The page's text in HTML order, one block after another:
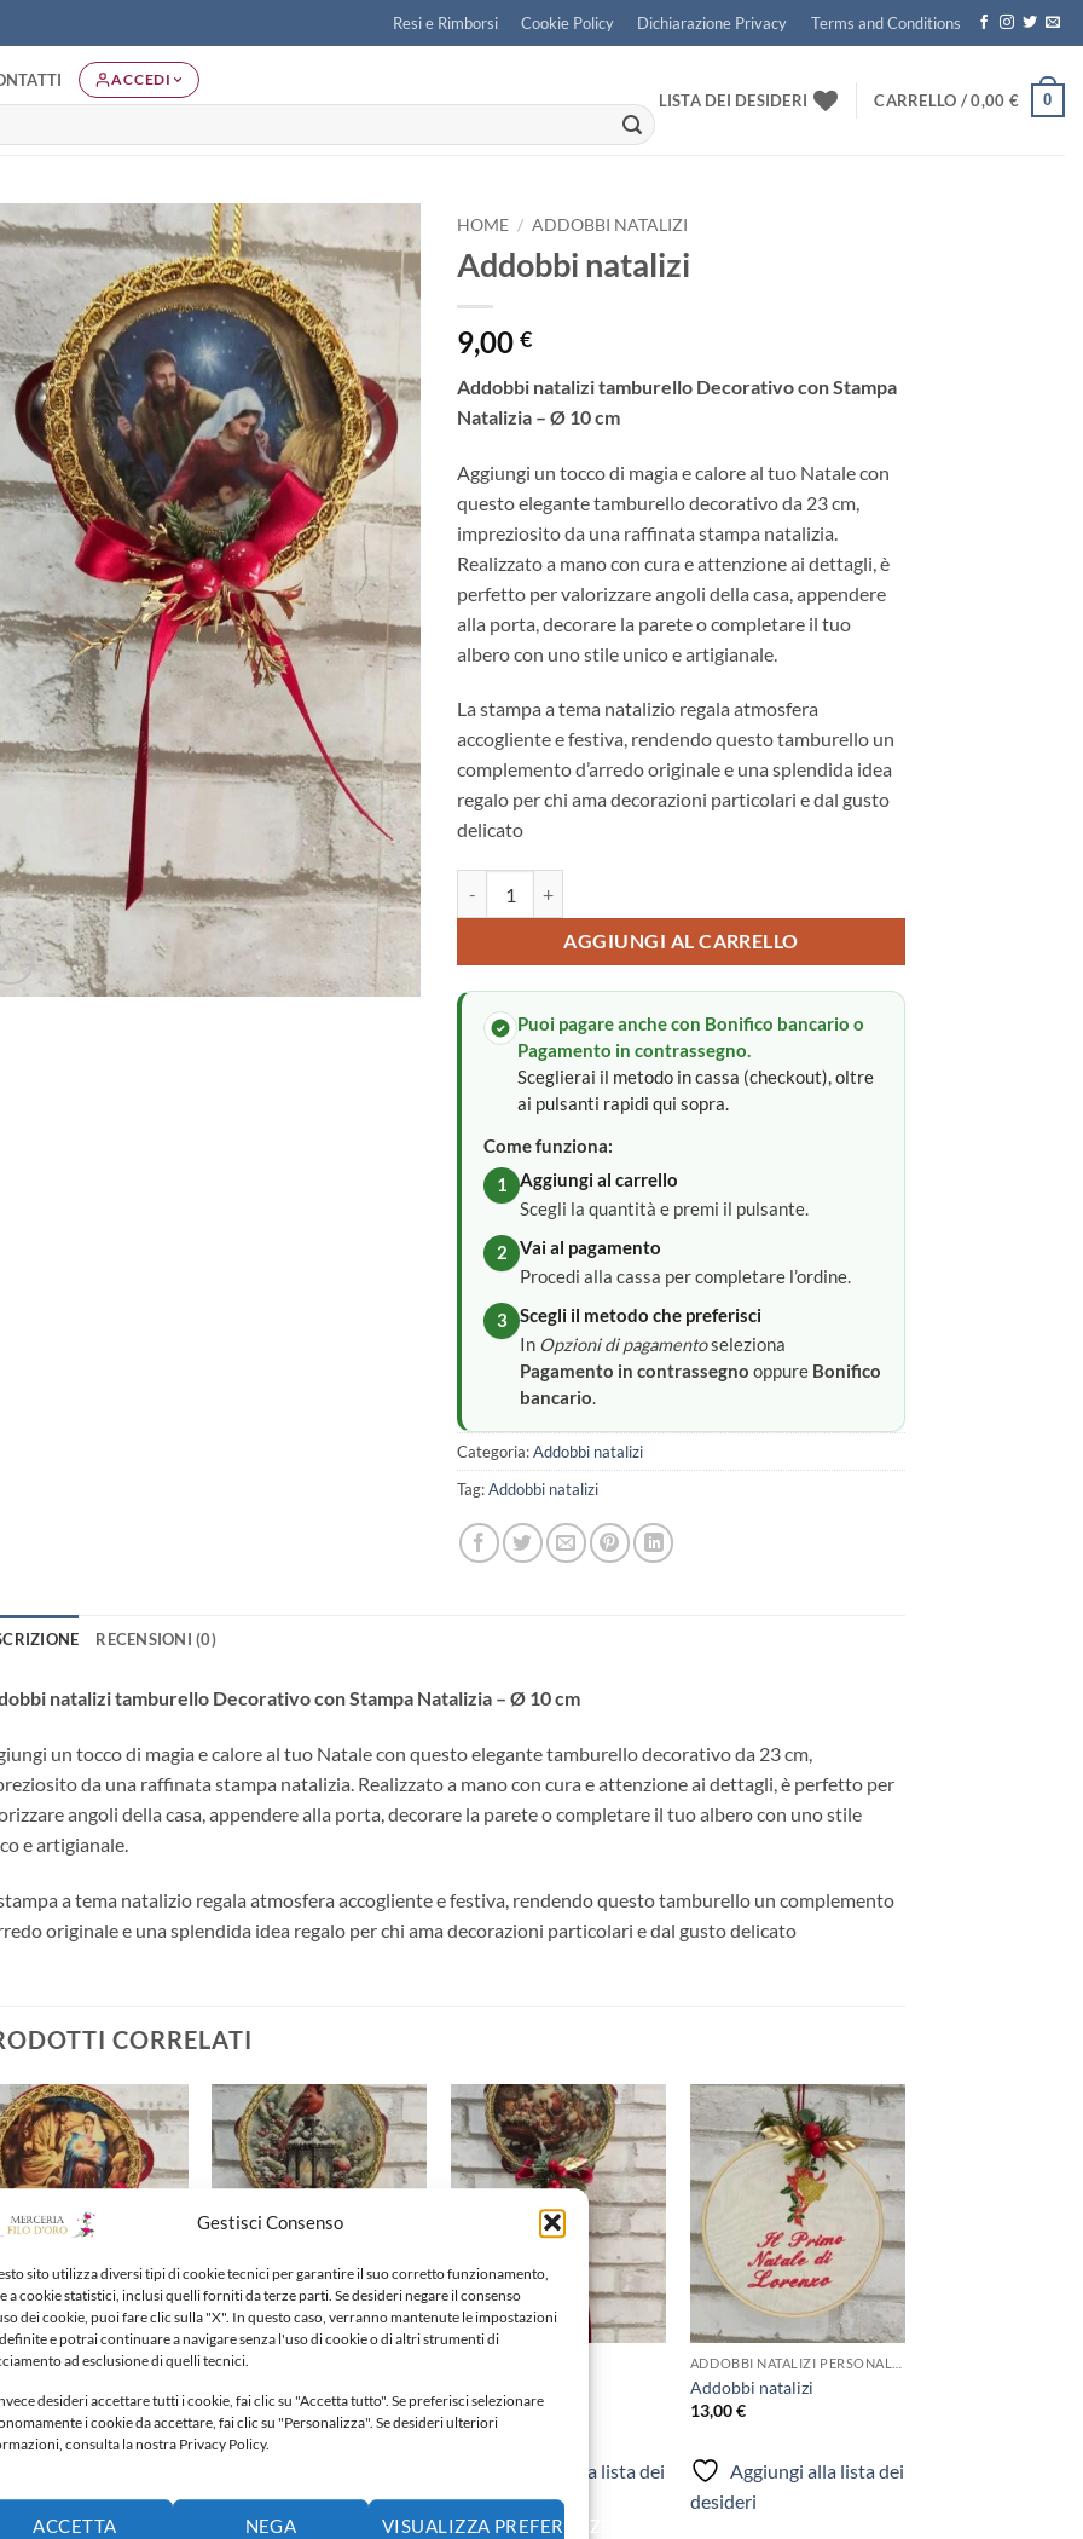
Gestisci Consenso
sito utilizza diversi tipi di cookie tecnici per garantire il suo corretto funzionamento,
a cookie statistici, inclusi quelli forniti da terze parti. Se desideri negare il consenso
dei cookie, puoi fare clic sulla "X". In questo caso, verranno mantenute le impostazioni
e potrai continuare a navigare senza l'uso di cookie o di altri strumenti di
ad esclusione di quelli tecnici.
desideri accettare tutti i cookie, fai clic su "Accetta tutto". Se preferisci selezionare
i cookie da accettare, fai clic su "Personalizza". Se desideri ulteriori
consulta la nostra Privacy Policy.
ACCETTA NEGA VISUALIZZA PREFERENZE
Resi e Rimborsi Cookie Policy Dichiarazione Privacy Terms and Conditions
ACCEDI
LISTA DEI DESIDERI CARRELLO /0,00 € 0
Aggiungi
alla lista
desideri
HOME / ADDOBBI NATALIZI
Addobbi natalizi
9,00€
Addobbi natalizi tamburello Decorativo con Stampa
Natalizia – Ø 10 cm
Aggiungi un tocco di magia e calore al tuo Natale con
questo elegante tamburello decorativo da 23 cm,
impreziosito da una raffinata stampa natalizia.
Realizzato a mano con cura e attenzione ai dettagli, è
perfetto per valorizzare angoli della casa, appendere
alla porta, decorare la parete o completare il tuo
albero con uno stile unico e artigianale.
La stampa a tema natalizio regala atmosfera
accogliente e festiva, rendendo questo tamburello un
complemento d’arredo originale e una splendida idea
regalo per chi ama decorazioni particolari e dal gusto
delicato
AGGIUNGI AL CARRELLO
Puoi pagare anche con Bonifico bancario o
Pagamento in contrassegno.
Sceglierai il metodo in cassa (checkout), oltre
ai pulsanti rapidi qui sopra.
Come funziona:
1
Aggiungi al carrello
Scegli la quantità e premi il pulsante.
2
Vai al pagamento
Procedi alla cassa per completare l’ordine.
3
Scegli il metodo che preferisci
In Opzioni di pagamentoseleziona
Pagamento in contrassegno oppure Bonifico
bancario.
Categoria:Addobbi natalizi
Tag:Addobbi natalizi
RECENSIONI (0)
natalizi tamburello Decorativo con Stampa Natalizia – Ø 10 cm
un tocco di magia e calore al tuo Natale con questo elegante tamburello decorativo da 23 cm,
da una raffinata stampa natalizia. Realizzato a mano con cura e attenzione ai dettagli, è perfetto per
angoli della casa, appendere alla porta, decorare la parete o completare il tuo albero con uno stile
e artigianale.
a tema natalizio regala atmosfera accogliente e festiva, rendendo questo tamburello un complemento
originale e una splendida idea regalo per chi ama decorazioni particolari e dal gusto delicato
CORRELATI
Aggiungi
alla lista
dei
NATALIZI
€
Aggiungi
alla lista
dei
ADDOBBI NATALIZI
14,00€
desideri
Aggiungi
alla lista
desideri
14,00€
Aggiungi alla lista dei
desideri
Aggiungi
alla lista
dei
desideri
Addobbi natalizi
13,00€
Aggiungi alla lista dei
desideri